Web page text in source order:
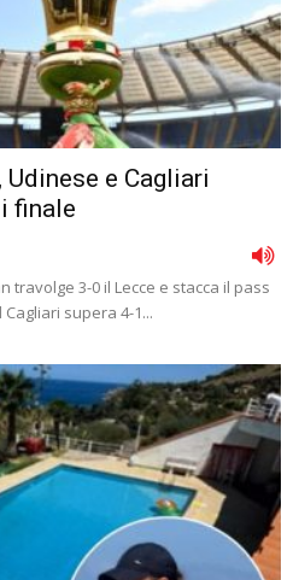
e Cagliari
finale
travolge 3-0 il Lecce e stacca il pass
supera 4-1...